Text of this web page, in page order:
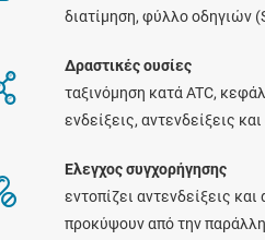
διατίμηση, φύλλο οδηγιών
Δραστικές ουσίες
ταξινόμηση κατά ATC,
ενδείξεις, αντενδείξεις
Ελεγχος συγχορήγησης
εντοπίζει αντενδείξεις
προκύψουν από την